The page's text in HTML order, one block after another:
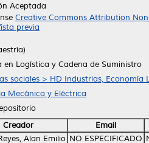
Aceptada
Creative Commons Attribution
previa
en Logística y Cadena de Suministro
sociales > HD Industrias, Economía
Mecánica y Eléctrica
Creador
Email
Alan Emilio NO ESPECIFICADO